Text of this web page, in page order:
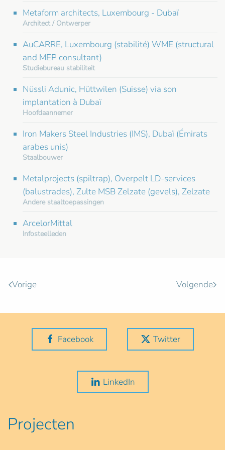
Metaform architects, Luxembourg - Dubaï
Architect / Ontwerper
AuCARRE, Luxembourg (stabilité) WME (structural
and MEP consultant)
Studiebureau stabiliteit
Nüssli Adunic, Hüttwilen (Suisse) via son
implantation à Dubaï
Hoofdaannemer
Iron Makers Steel Industries (IMS), Dubaï (Émirats
arabes unis)
Staalbouwer
Metalprojects (spiltrap), Overpelt LD-services
(balustrades), Zulte MSB Zelzate (gevels), Zelzate
Andere staaltoepassingen
ArcelorMittal
Infosteelleden
Vorige Volgende
Facebook Twitter
LinkedIn
Projecten